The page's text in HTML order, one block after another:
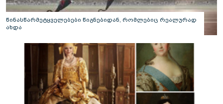
წინასწარმეტყველებები წიგნებიდან, რომლებიც რეალურად
ახდა